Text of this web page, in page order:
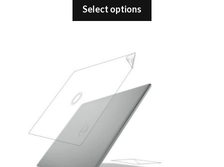
u
Select options